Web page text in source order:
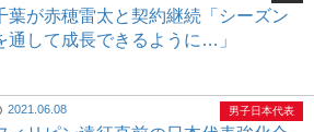
葉が赤穂雷太と契約継続「シーズン
通して成長できるように…」
2021.06.08 男子日本代表